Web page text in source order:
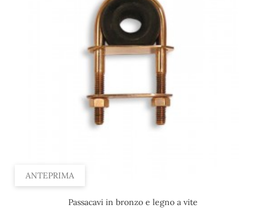
ANTEPRIMA
Passacavi in bronzo e legno a vite